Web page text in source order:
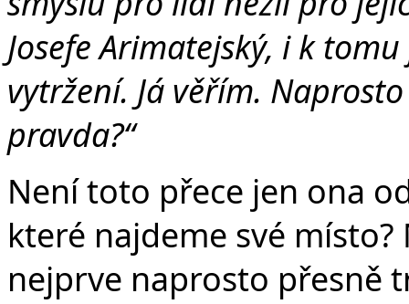
Josefe Arimatejský, i k
vytržení. Já věřím.
pravda?“
Není toto přece jen ona
které najdeme své
nejprve naprosto přesně